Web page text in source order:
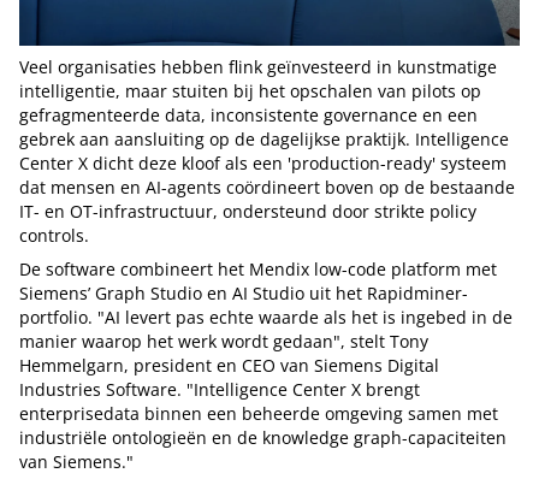
Veel organisaties hebben flink geïnvesteerd in kunstmatige
intelligentie, maar stuiten bij het opschalen van pilots op
gefragmenteerde data, inconsistente governance en een
gebrek aan aansluiting op de dagelijkse praktijk. Intelligence
Center X dicht deze kloof als een 'production-ready' systeem
dat mensen en AI-agents coördineert boven op de bestaande
IT- en OT-infrastructuur, ondersteund door strikte policy
controls.
De software combineert het Mendix low-code platform met
Siemens’ Graph Studio en AI Studio uit het Rapidminer-
portfolio. "AI levert pas echte waarde als het is ingebed in de
manier waarop het werk wordt gedaan", stelt Tony
Hemmelgarn, president en CEO van Siemens Digital
Industries Software. "Intelligence Center X brengt
enterprisedata binnen een beheerde omgeving samen met
industriële ontologieën en de knowledge graph-capaciteiten
van Siemens."